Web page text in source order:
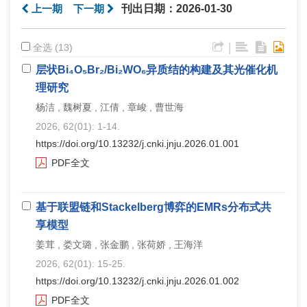
刊出日期：2026-01-30
上一期 下一期
全选 (13) |
层状Bi₄O₅Br₂/Bi₂WO₆异质结的构建及其光催化机
理研究
杨洁 , 魏树夏 , 江倩 , 章峻 , 曹世海
2026, 62(01): 1-14.
https://doi.org/10.13232/j.cnki.jnju.2026.01.001
PDF全文
基于联盟链和Stackelberg博弈的EMRs分布式共
享模型
姜茸 , 娄文璐 , 张金鹏 , 张荷娇 , 王海洋
2026, 62(01): 15-25.
https://doi.org/10.13232/j.cnki.jnju.2026.01.002
PDF全文